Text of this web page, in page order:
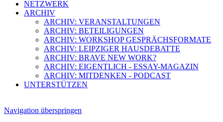
NETZWERK
ARCHIV
ARCHIV: VERANSTALTUNGEN
ARCHIV: BETEILIGUNGEN
ARCHIV: WORKSHOP GESPRÄCHSFORMATE
ARCHIV: LEIPZIGER HAUSDEBATTE
ARCHIV: BRAVE NEW WORK?
ARCHIV: EIGENTLICH - ESSAY-MAGAZIN
ARCHIV: MITDENKEN - PODCAST
UNTERSTÜTZEN
Navigation überspringen